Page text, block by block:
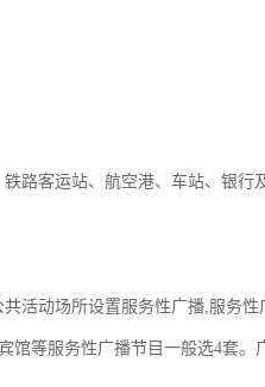
路客运站、航空港、车站、银
活动场所设置服务性广播,服务
馆等服务性广播节目一般选4套。